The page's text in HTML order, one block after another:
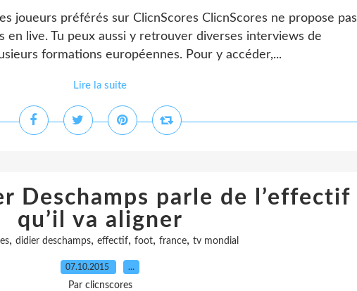
joueurs préférés sur ClicnScores ClicnScores ne propose pas
en live. Tu peux aussi y retrouver diverses interviews de
formations européennes. Pour y accéder,...
Lire la suite
Deschamps parle de l’effectif
qu’il va aligner
, didier deschamps, effectif, foot, france, tv mondial
07.10.2015 …
Par clicnscores